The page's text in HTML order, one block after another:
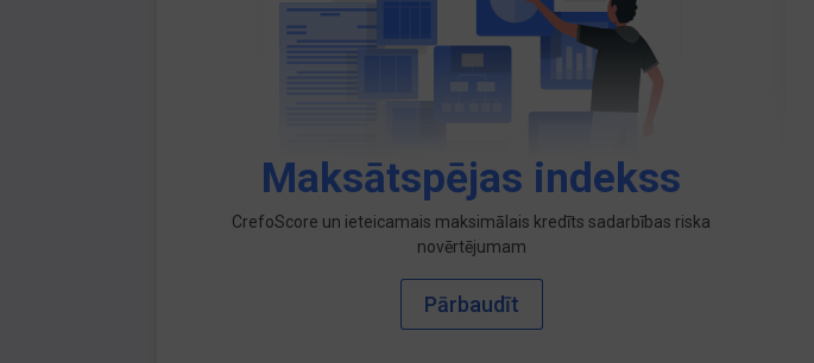
Maksātspējas indekss
CrefoScore un ieteicamais maksimālais kredīts sadarbības riska
novērtējumam
Pārbaudīt